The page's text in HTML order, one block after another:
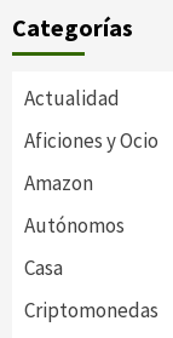
Categorías
Actualidad
Aficiones y Ocio
Amazon
Autónomos
Casa
Criptomonedas